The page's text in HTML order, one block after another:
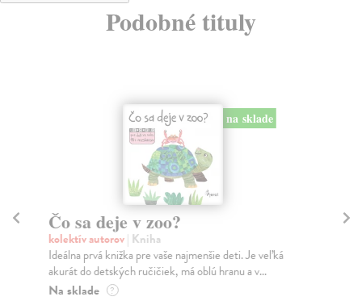
Podobné tituly
na sklade
Čo sa deje v zoo?
kolektív autorov| Kniha
Ideálna prvá knižka pre vaše najmenšie deti. Je veľká
akurát do detských ručičiek, má oblú hranu a v...
Na sklade ?